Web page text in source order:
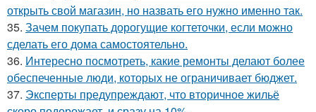
открыть свой магазин, но назвать его нужно именно так.
35. Зачем покупать дорогущие когтеточки, если можно
сделать его дома самостоятельно.
36. Интересно посмотреть, какие ремонты делают более
обеспеченные люди, которых не ограничивает бюджет.
37. Эксперты предупреждают, что вторичное жильё